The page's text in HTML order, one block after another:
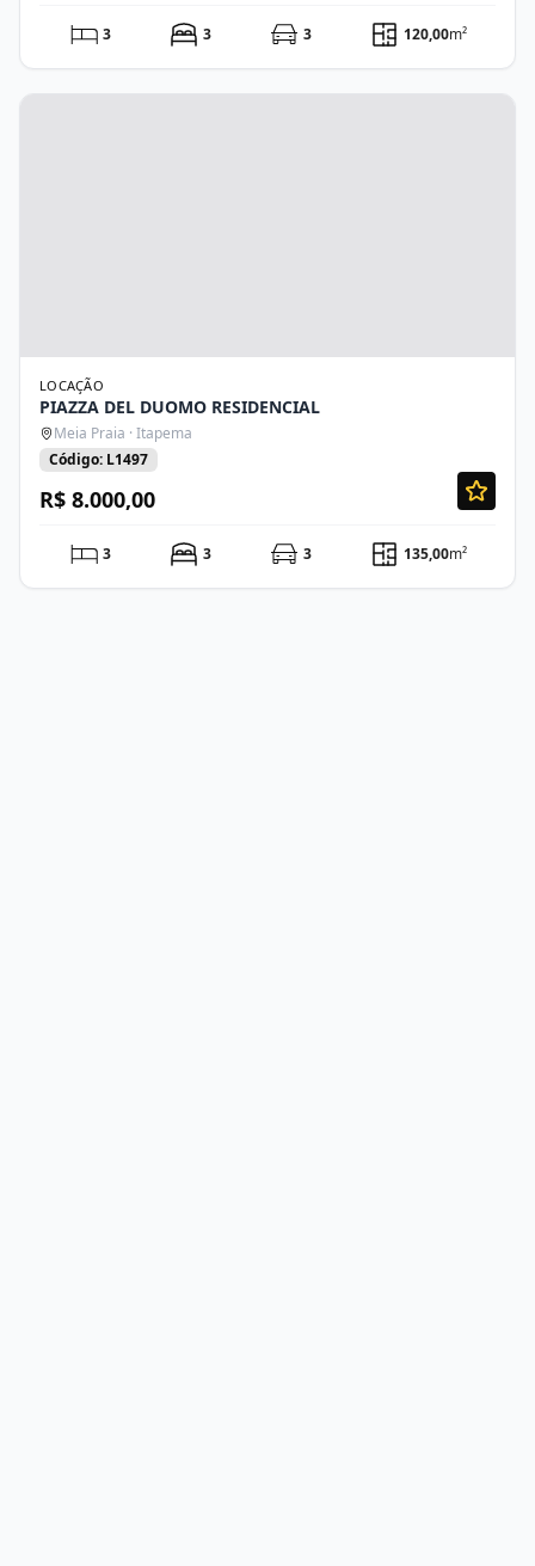
3 3 3 120,00m²
LOCAÇÃO
PIAZZA DEL DUOMO RESIDENCIAL
Meia Praia · Itapema
Código: L1497
R$ 8.000,00
3 3 3 135,00m²